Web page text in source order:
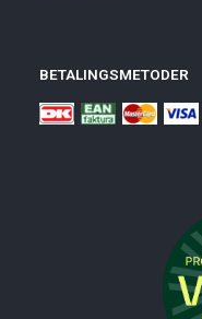
BETALINGSMETODER